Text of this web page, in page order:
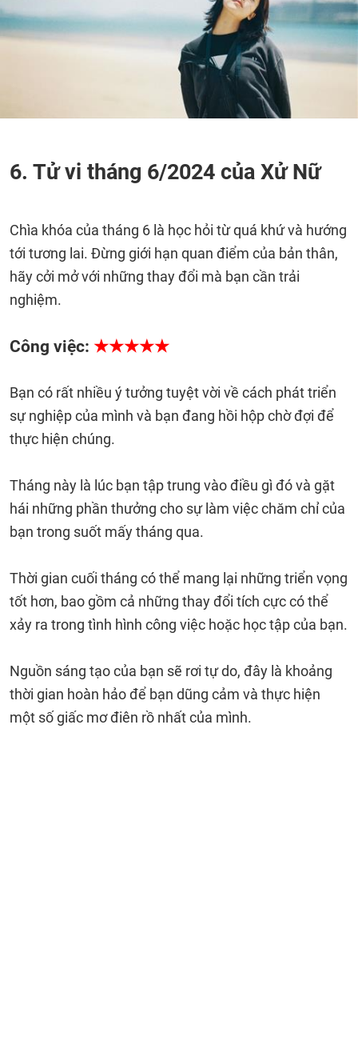
6. Tử vi tháng 6/2024 của Xử Nữ
Chìa khóa của tháng 6 là học hỏi từ quá khứ và hướng
tới tương lai. Đừng giới hạn quan điểm của bản thân,
hãy cởi mở với những thay đổi mà bạn cần trải
nghiệm.
Công việc: ★★★★★
Bạn có rất nhiều ý tưởng tuyệt vời về cách phát triển
sự nghiệp của mình và bạn đang hồi hộp chờ đợi để
thực hiện chúng.
Tháng này là lúc bạn tập trung vào điều gì đó và gặt
hái những phần thưởng cho sự làm việc chăm chỉ của
bạn trong suốt mấy tháng qua.
Thời gian cuối tháng có thể mang lại những triển vọng
tốt hơn, bao gồm cả những thay đổi tích cực có thể
xảy ra trong tình hình công việc hoặc học tập của bạn.
Nguồn sáng tạo của bạn sẽ rơi tự do, đây là khoảng
thời gian hoàn hảo để bạn dũng cảm và thực hiện
một số giấc mơ điên rồ nhất của mình.